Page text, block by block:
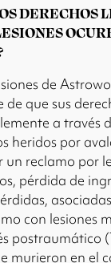
DERECHOS
de
de que sus
a través
heridos por
un reclamo por
pérdida de
con lesiones
postraumático
murieron en el